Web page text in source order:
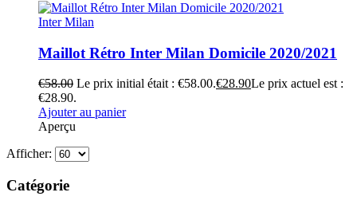
Inter Milan
Maillot Rétro Inter Milan Domicile 2020/2021
€58.00 Le prix initial était : €58.00.€28.90Le prix actuel est :
€28.90.
Ajouter au panier
Aperçu
Afficher:
Catégorie